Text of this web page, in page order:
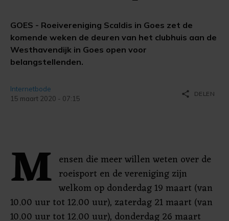
GOES - Roeivereniging Scaldis in Goes zet de
komende weken de deuren van het clubhuis aan de
Westhavendijk in Goes open voor
belangstellenden.
Internetbode
15 maart 2020 - 07:15
share DELEN
M ensen die meer willen weten over de
roeisport en de vereniging zijn
welkom op donderdag 19 maart (van
10.00 uur tot 12.00 uur), zaterdag 21 maart (van
10.00 uur tot 12.00 uur), donderdag 26 maart